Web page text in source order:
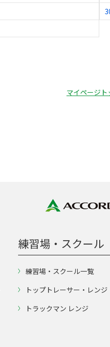
マイページト
練習場・スクール
練習場・スクール一覧
トップトレーサー・レンジ
トラックマン レンジ